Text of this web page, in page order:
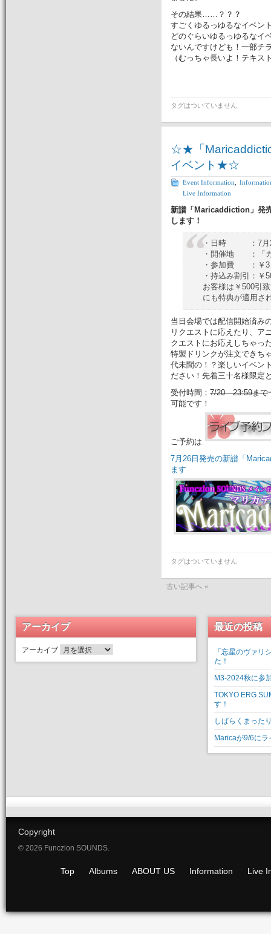
その結果……？？？
すごくゆるっゆるなイベン
どのぐらいゆるっゆるなイ
ないんですけども！一部チ
（むっちゃ長いよ！テキス
タグはついていません
☆★「
イベント★☆
Event Information
Live Information
新譜「Maricaddiction」発
します！
・日時 ：7月28
・開催地 ：「カ
・参加費 ：￥3
・持込み割引：￥
お客様は￥500引
にも特典が適用さ
当日会場では配信開始済み
リクエストに応えたり、ア
クエストにお応えしちゃっ
特製ドリンクが注文できち
代未聞の！？楽しいイベン
ださい！先着三十名様限定
受付時間： 7/20 23:59まで
可能です！
ご予約は
7月26日発売の新譜「
ます
タグはついていません
古い記事へ «
アーカイブ
アーカイブ
最近の投稿
「忘星のヴァリ
た！
M3-2024秋に参
TOKYO ERG
す！
しばらくまった
Maricaが9/6にラ
Copyright
© 2026 Funczion SOUNDS.
Top Albums ABOUT US Information Live